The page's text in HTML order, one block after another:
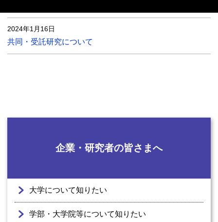
2024年1月16日
共同・受託研究について
企業・研究者の皆さまへ
大学について知りたい
学部・大学院等について知りたい